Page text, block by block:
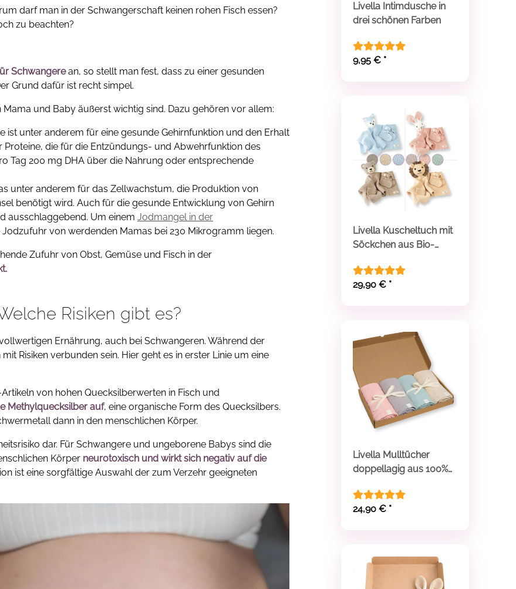
darf man in der Schwangerschaft keinen rohen Fisch essen?
zu beachten?
Schwangerean, so stellt man fest, dass zu einer gesunden
Grund dafür ist recht simpel.
und Baby äußerst wichtig sind. Dazu gehören vor allem:
ist unter anderem für eine gesunde Gehirnfunktion und den Erhalt
Proteine, die für die Entzündungs- und Abwehrfunktion des
Tag 200 mg DHA über die Nahrung oder entsprechende
unter anderem für das Zellwachstum, die Produktion von
benötigt wird. Auch für die gesunde Entwicklung von Gehirn
ausschlaggebend. Um einem Jodmangel in der
von werdenden Mamas bei 230 Mikrogramm liegen.
Zufuhr von Obst, Gemüse und Fisch in der
Risiken gibt es?
Ernährung, auch bei Schwangeren. Während der
Risiken verbunden sein. Hier geht es in erster Linie um eine
von hohen Quecksilberwerten in Fisch und
Methylquecksilber auf, eine organische Form des Quecksilbers.
dann in den menschlichen Körper.
dar. Für Schwangere und ungeborene Babys sind die
Körper neurotoxisch und wirkt sich negativ auf die
ist eine sorgfältige Auswahl der zum Verzehr geeigneten
Livella Intimdusche in
drei schönen Farben
9,95 € *
Livella Kuscheltuch mit
Söckchen aus Bio-
29,90 € *
Livella Mulltücher
doppellagig aus 100%
24,90 € *